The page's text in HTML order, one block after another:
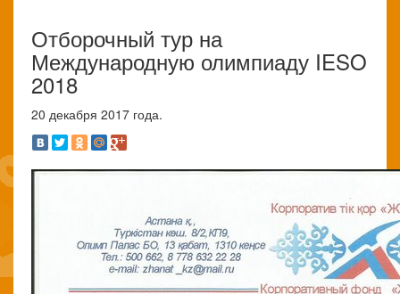
Отборочный тур на
Международную олимпиаду IESO
2018
20 декабря 2017 года.